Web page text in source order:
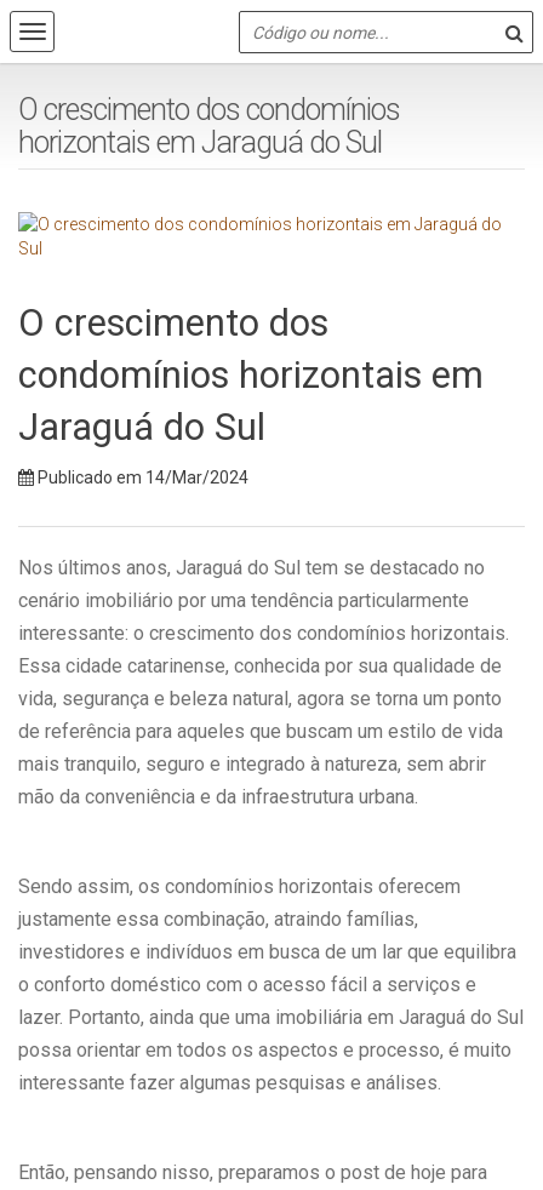
O crescimento dos condomínios
horizontais em Jaraguá do Sul
O crescimento dos
condomínios horizontais em
Jaraguá do Sul
Publicado em 14/Mar/2024
Nos últimos anos, Jaraguá do Sul tem se destacado no
cenário imobiliário por uma tendência particularmente
interessante: o crescimento dos condomínios horizontais.
Essa cidade catarinense, conhecida por sua qualidade de
vida, segurança e beleza natural, agora se torna um ponto
de referência para aqueles que buscam um estilo de vida
mais tranquilo, seguro e integrado à natureza, sem abrir
mão da conveniência e da infraestrutura urbana.
Sendo assim, os condomínios horizontais oferecem
justamente essa combinação, atraindo famílias,
investidores e indivíduos em busca de um lar que equilibra
o conforto doméstico com o acesso fácil a serviços e
lazer. Portanto, ainda que uma imobiliária em Jaraguá do Sul
possa orientar em todos os aspectos e processo, é muito
interessante fazer algumas pesquisas e análises.
Então, pensando nisso, preparamos o post de hoje para